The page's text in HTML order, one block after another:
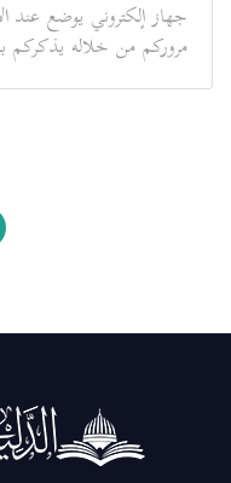
جهاز إلكتروني يوضع عند
مروركم من خلاله يذكركم